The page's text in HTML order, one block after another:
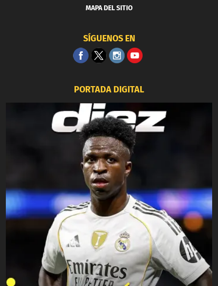
MAPA DEL SITIO
SÍGUENOS EN
PORTADA DIGITAL